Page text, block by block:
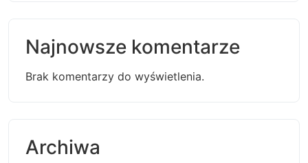
Najnowsze komentarze
Brak komentarzy do wyświetlenia.
Archiwa